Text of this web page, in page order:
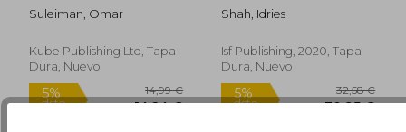
5%
dcto. 14,09 €
5%
dcto.
way (en Inglés)
Suleiman, Omar
Kube Publishing Ltd, Tapa
Dura, Nuevo
Shah, Idries
Isf Publishing, 2020, Tapa
Dura, Nuevo